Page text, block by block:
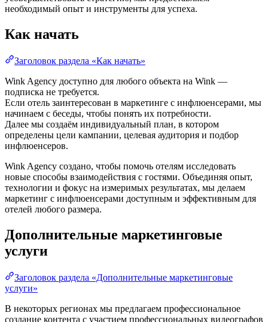
необходимый опыт и инструменты для успеха.
Как начать
Заголовок раздела «Как начать»
Wink Agency доступно для любого объекта на Wink —
подписка не требуется.
Если отель заинтересован в маркетинге с инфлюенсерами, мы
начинаем с беседы, чтобы понять их потребности.
Далее мы создаём индивидуальный план, в котором
определены цели кампании, целевая аудитория и подбор
инфлюенсеров.
Wink Agency создано, чтобы помочь отелям исследовать
новые способы взаимодействия с гостями. Объединяя опыт,
технологии и фокус на измеримых результатах, мы делаем
маркетинг с инфлюенсерами доступным и эффективным для
отелей любого размера.
Дополнительные маркетинговые
услуги
Заголовок раздела «Дополнительные маркетинговые
услуги»
В некоторых регионах мы предлагаем профессиональное
создание контента с участием профессиональных видеографов